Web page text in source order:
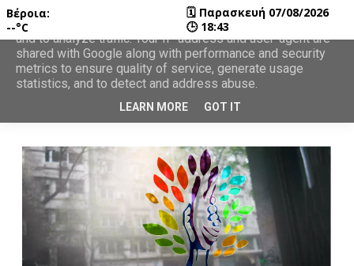
Βέροια:
--°C
🗓 Παρασκευή 07/08/2026
🕒 18:43
This site uses cookies from Google to deliver its services
and to analyze traffic. Your IP address and user-agent are
shared with Google along with performance and security
metrics to ensure quality of service, generate usage
statistics, and to detect and address abuse.
LEARN MORE GOT IT